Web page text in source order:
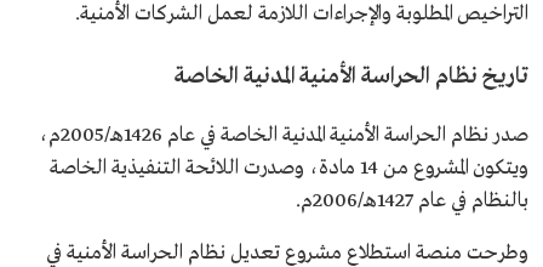
التراخيص المطلوبة والإجراءات اللازمة لعمل الشركات الأمنية.
تاريخ نظام الحراسة الأمنية المدنية الخاصة
صدر نظام الحراسة الأمنية المدنية الخاصة في عام 1426هـ/2005م،
ويتكون المشروع من 14 مادة، وصدرت اللائحة التنفيذية الخاصة
بالنظام في عام 1427هـ/2006م.
وطرحت منصة استطلاع مشروع تعديل نظام الحراسة الأمنية في